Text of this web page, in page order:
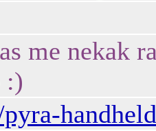
me nekak
:)